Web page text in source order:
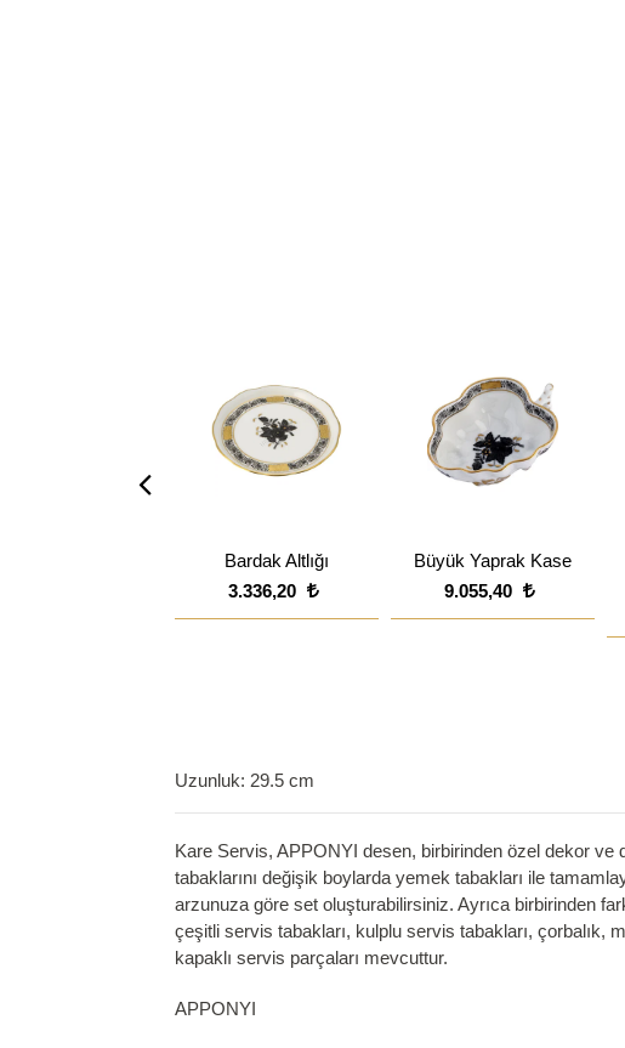
Bardak Altlığı
3.336,20
Büyük Yaprak Kase
9.055,40
Uzunluk: 29.5 cm
Kare Servis, APPONYI desen, birbirinden özel dekor ve
tabaklarını değişik boylarda yemek tabakları ile
arzunuza göre set oluşturabilirsiniz. Ayrıca birbirinden
çeşitli servis tabakları, kulplu servis tabakları,
kapaklı servis parçaları mevcuttur.
APPONYI